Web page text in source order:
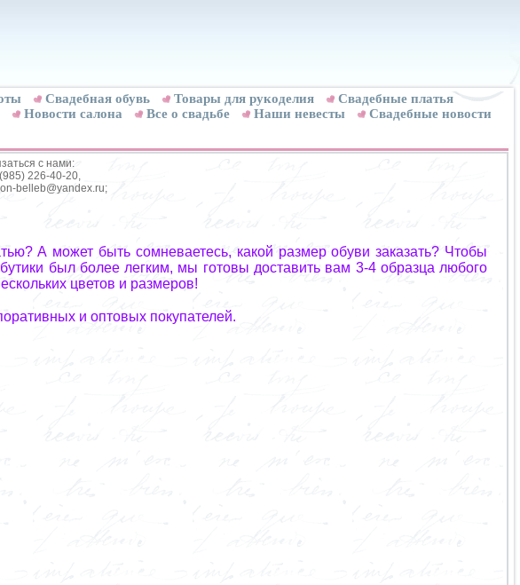
Свадебная обувь Товары для рукоделия
Cвадебные платья
Новости салона Все о свадьбе Наши невесты
Свадебные новости
с нами:
226-40-20,
belleb@yandex.ru;
А может быть сомневаетесь, какой размер обуви заказать? Чтобы
был более легким, мы готовы доставить вам 3-4 образца любого
цветов и размеров!
и оптовых покупателей.